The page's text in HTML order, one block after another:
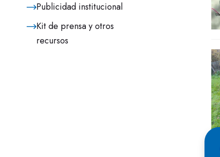
Publicidad institucional
Kit de prensa y otros
recursos